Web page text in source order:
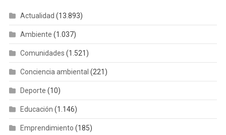
Actualidad (13.893)
Ambiente (1.037)
Comunidades (1.521)
Conciencia ambiental (221)
Deporte (10)
Educación (1.146)
Emprendimiento (185)